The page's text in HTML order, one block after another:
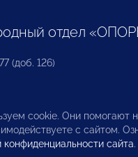
отдел
(доб. 126)
прав
cookie. Они помогают
с сайтом.
конфиденциальности сайта.